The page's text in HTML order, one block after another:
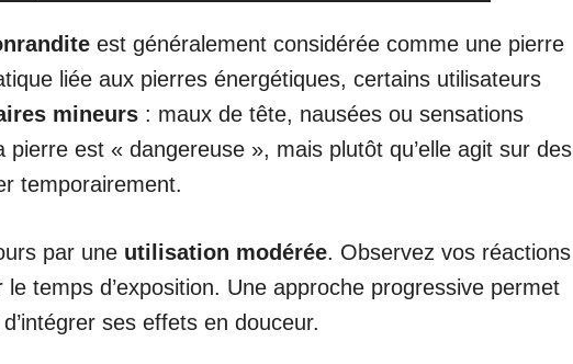
est généralement considérée comme une pierre
liée aux pierres énergétiques, certains utilisateurs
mineurs : maux de tête, nausées ou sensations
pierre est « dangereuse », mais plutôt qu’elle agit sur des
temporairement.
par une utilisation modérée. Observez vos réactions
temps d’exposition. Une approche progressive permet
ses effets en douceur.